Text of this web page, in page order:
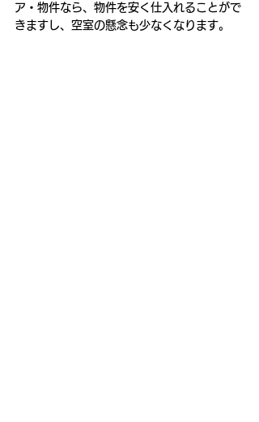
ア・物件なら、物件を安く仕入れることがで
きますし、空室の懸念も少なくなります。